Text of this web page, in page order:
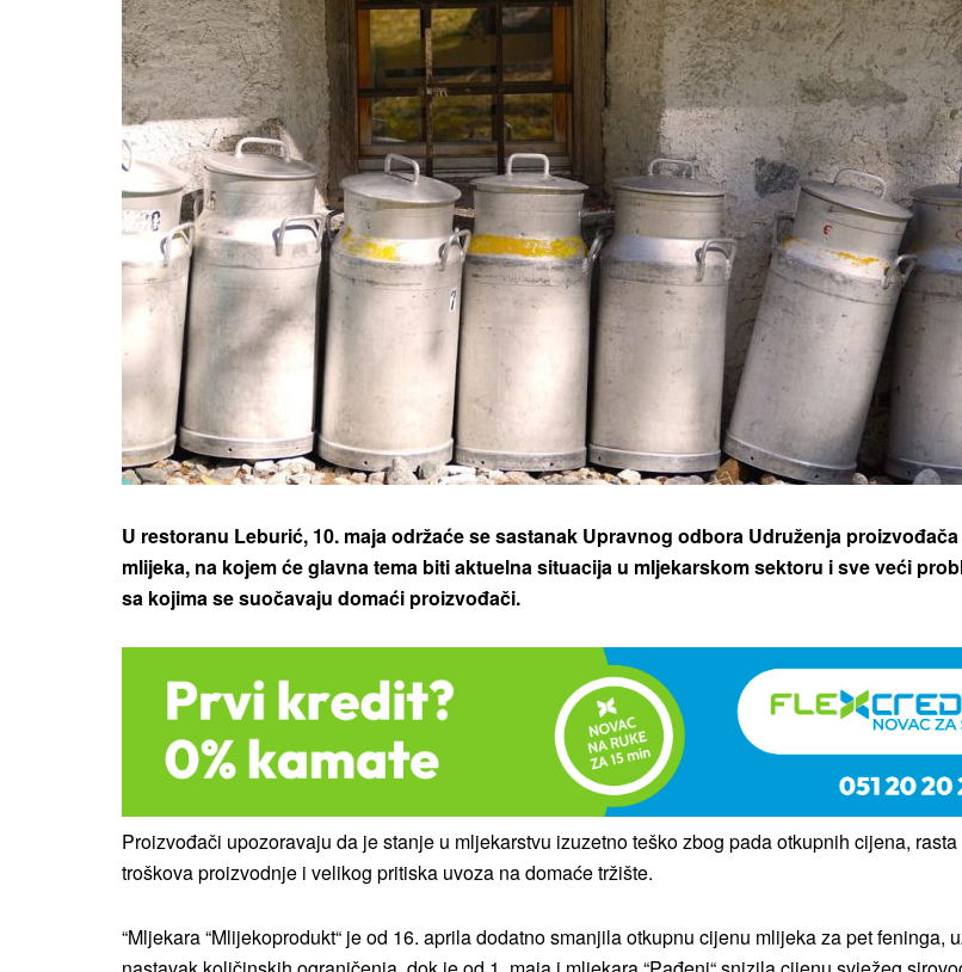
U restoranu Leburić, 10. maja održaće se sastanak Upravnog odbora Udruženja proizvođača
mlijeka, na kojem će glavna tema biti aktuelna situacija u mljekarskom sektoru i sve veći
sa kojima se suočavaju domaći proizvođači.
Proizvođači upozoravaju da je stanje u mljekarstvu izuzetno teško zbog pada otkupnih cijena, rasta
troškova proizvodnje i velikog pritiska uvoza na domaće tržište.
“Mljekara “Mlijekoprodukt“ je od 16. aprila dodatno smanjila otkupnu cijenu mlijeka za pet feninga,